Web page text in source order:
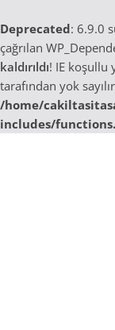
Deprecated: 6.9.0
çağrılan
kaldırıldı! IE koşullu
tarafından yok
/home/
includes/